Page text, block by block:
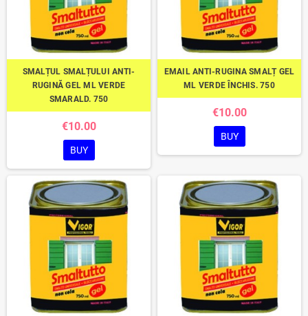
SMALȚUL SMALȚULUI ANTI-
RUGINĂ GEL ML VERDE
SMARALD. 750
€10.00
BUY
EMAIL ANTI-RUGINA SMALȚ GEL
ML VERDE ÎNCHIS. 750
€10.00
BUY